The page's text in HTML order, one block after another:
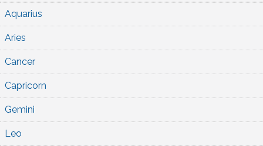
Aquarius
Aries
Cancer
Capricorn
Gemini
Leo